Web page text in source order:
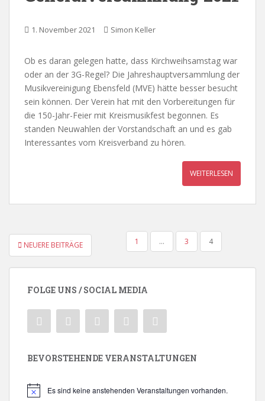
1. November 2021 Simon Keller
Ob es daran gelegen hatte, dass Kirchweihsamstag war
oder an der 3G-Regel? Die Jahreshauptversammlung der
Musikvereinigung Ebensfeld (MVE) hätte besser besucht
sein können. Der Verein hat mit den Vorbereitungen für
die 150-Jahr-Feier mit Kreismusikfest begonnen. Es
standen Neuwahlen der Vorstandschaft an und es gab
Interessantes vom Kreisverband zu hören.
WEITERLESEN
SEITENNUMMERIERUNG
DER
BEITRÄGE
NEUERE BEITRÄGE 1 … 3 4
FOLGE UNS / SOCIAL MEDIA
BEVORSTEHENDE VERANSTALTUNGEN
Es sind keine anstehenden Veranstaltungen vorhanden.